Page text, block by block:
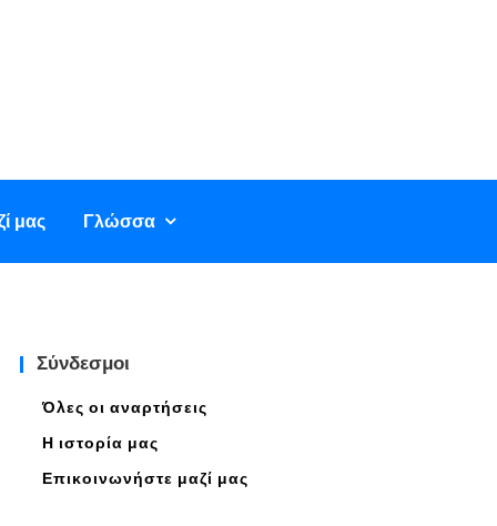
μας Γλώσσα
Σύνδεσμοι
Όλες οι αναρτήσεις
Η ιστορία μας
Επικοινωνήστε μαζί μας